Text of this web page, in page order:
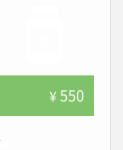
¥550